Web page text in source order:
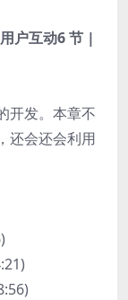
户互动6 节 |
开发。本章不
还会还会利用